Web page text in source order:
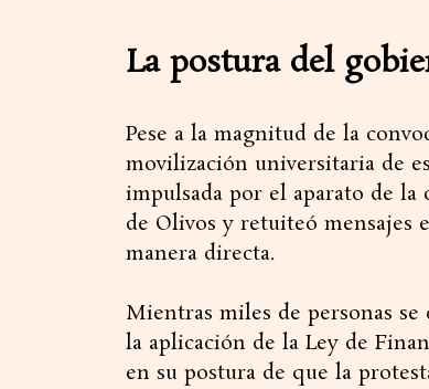
La postura del
Pese a la magnitud de la
movilización universitaria de
impulsada por el aparato de
de Olivos y retuiteó mensajes
manera directa.
Mientras miles de personas
la aplicación de la Ley de
en su postura de que la